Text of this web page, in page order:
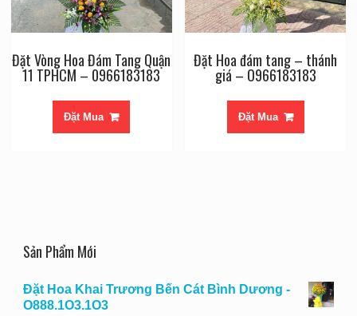
Đặt Vòng Hoa Đám Tang Quận
11 TPHCM – 0966183183
Đặt Mua
Đặt Hoa đám tang – thánh
giá – O966183183
Đặt Mua
Sản Phẩm Mới
Đặt Hoa Khai Trương Bến Cát Bình Dương -
O888.1O3.1O3